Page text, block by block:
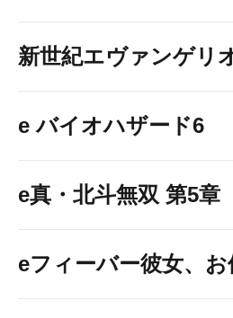
新世紀エヴァンゲリ
e バイオハザード6
e真・北斗無双 第5章
eフィーバー彼女、